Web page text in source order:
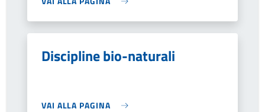
Discipline bio-naturali
VAI ALLA PAGINA